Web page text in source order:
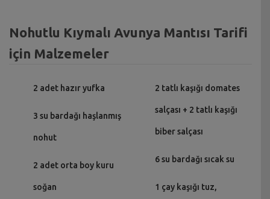
Nohutlu Kıymalı Avunya Mantısı Tarifi
için Malzemeler
2 adet hazır yufka
3 su bardağı haşlanmış
nohut
2 adet orta boy kuru
soğan
2 tatlı kaşığı domates
salçası + 2 tatlı kaşığı
biber salçası
6 su bardağı sıcak su
1 çay kaşığı tuz,